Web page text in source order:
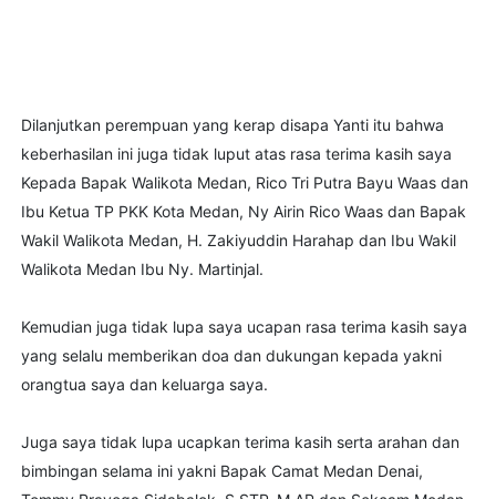
Dilanjutkan perempuan yang kerap disapa Yanti itu bahwa
keberhasilan ini juga tidak luput atas rasa terima kasih saya
Kepada Bapak Walikota Medan, Rico Tri Putra Bayu Waas dan
Ibu Ketua TP PKK Kota Medan, Ny Airin Rico Waas dan Bapak
Wakil Walikota Medan, H. Zakiyuddin Harahap dan Ibu Wakil
Walikota Medan Ibu Ny. Martinjal.
Kemudian juga tidak lupa saya ucapan rasa terima kasih saya
yang selalu memberikan doa dan dukungan kepada yakni
orangtua saya dan keluarga saya.
Juga saya tidak lupa ucapkan terima kasih serta arahan dan
bimbingan selama ini yakni Bapak Camat Medan Denai,